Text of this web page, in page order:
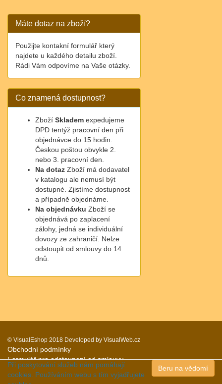
Máte dotaz na zboží?
Použijte kontakní formulář který
najdete u každého detailu zboží.
Rádi Vám odpovíme na Vaše otázky.
Co znamená dostupnost?
Zboží Skladem expedujeme
DPD tentýž pracovní den při
objednávce do 15 hodin.
Českou poštou obvykle 2.
nebo 3. pracovní den.
Na dotaz Zboží má dodavatel
v katalogu ale nemusí být
dostupné. Zjistíme dostupnost
a případně objednáme.
Na objednávku Zboží se
objednává po zaplacení
zálohy, jedná se individuální
dovozy ze zahraničí. Nelze
odstoupit od smlouvy do 14
dnů.
© VisualEshop 2018 Developed by VisualWeb.cz
Obchodní podmínky
Formulář pro odstoupení od smlouvy
z.machatova@seznam.cz
+420 776 202 498
Beru na vědomí
Při poskytování služeb nám pomáhají
cookies. Používáním webu s tím vyjadřujete